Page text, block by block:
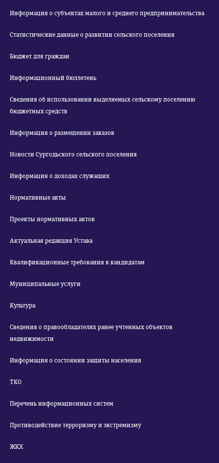
Информация о субъектах малого и среднего предпринимательства
Статистические данные о развитии сельского поселения
Бюджет для граждан
Информационный бюллетень
Сведения об использовании выделяемых сельскому поселению
бюджетных средств
Информация о размещении заказов
Новости Сургодьского сельского поселения
Информация о доходах служащих
Нормативные акты
Проекты нормативных актов
Актуальная редакция Устава
Квалификационные требования к кандидатам
Муниципальные услуги
Культура
Сведения о правообладателях ранее учтенных объектов
недвижимости
Информация о состоянии защиты населения
ТКО
Перечень информационных систем
Противодействие терроризму и экстремизму
ЖКХ